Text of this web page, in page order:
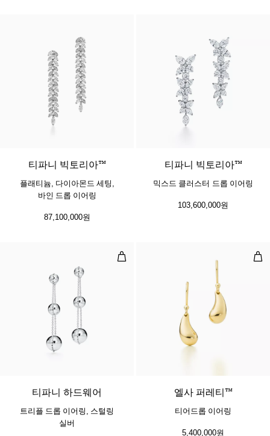
티파니 빅토리아™
플래티늄, 다이아몬드 세팅,
바인 드롭 이어링
87,100,000원
티파니 빅토리아™
믹스드 클러스터 드롭 이어링
103,600,000원
트리플 드롭 이어링, 스털링 실버
티파니 하드웨어
트리플 드롭 이어링, 스털링
실버
티
엘사 퍼레티™
티어드롭 이어링
5,400,000원